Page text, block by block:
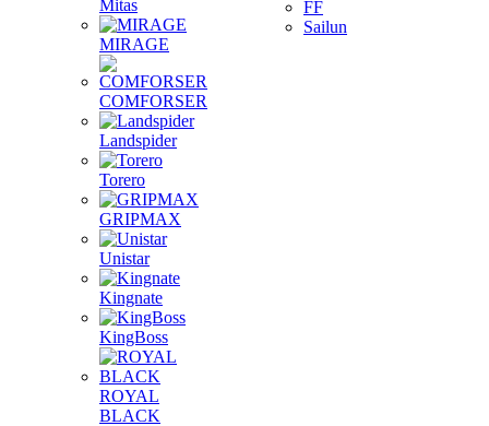
Mitas
MIRAGE
COMFORSER
Landspider
Torero
GRIPMAX
Unistar
Kingnate
KingBoss
ROYAL
BLACK
FF
Sailun